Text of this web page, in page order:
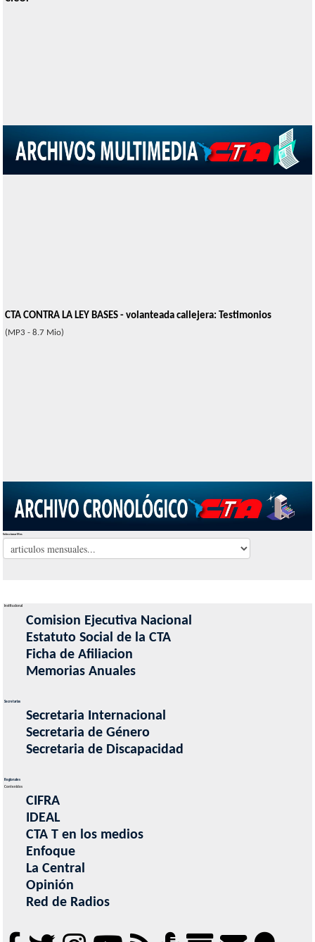
CTA CONTRA LA LEY BASES - volanteada callejera: Testimonios
(MP3 - 8.7 Mio)
Seleccionar Mes
Institucional
Comision Ejecutiva Nacional
Estatuto Social de la CTA
Ficha de Afiliacion
Memorias Anuales
Secretarias
Secretaria Internacional
Secretaria de Género
Secretaria de Discapacidad
Regionales
Contenidos
CIFRA
IDEAL
CTA T en los medios
Enfoque
La Central
Opinión
Red de Radios